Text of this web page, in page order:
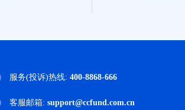
024079
服务(投诉)热线: 400-8868-666
客服邮箱: support@ccfund.com.cn